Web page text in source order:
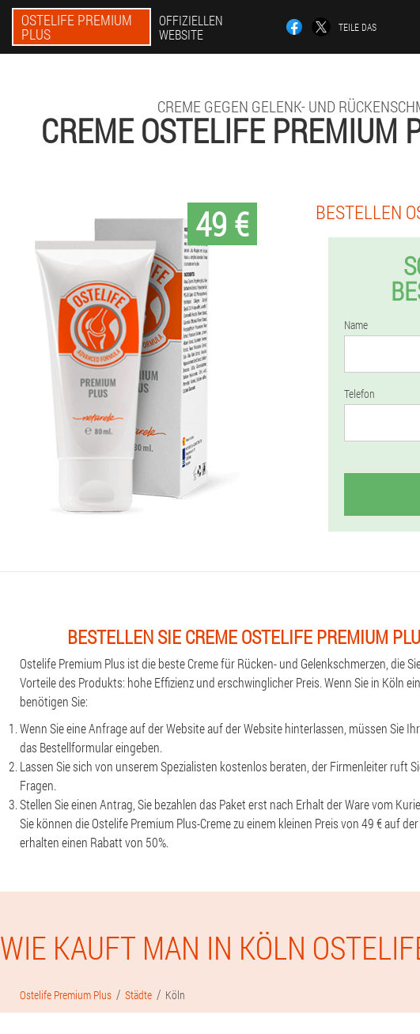
OSTELIFE PREMIUM
PLUS
OFFIZIELLEN
WEBSITE
TEILE DAS
CREME GEGEN GELENK- UND
CREME OSTELIFE PREMIUM
49 € BESTELLEN
Name
Telefon
BESTELLEN SIE CREME OSTELIFE PREMIUM
Ostelife Premium Plus ist die beste Creme für Rücken- und Gelenkschmerzen, die
Vorteile des Produkts: hohe Effizienz und erschwinglicher Preis. Wenn Sie in Köln
benötigen Sie:
Wenn Sie eine Anfrage auf der Website auf der Website hinterlassen, müssen Sie
das Bestellformular eingeben.
Lassen Sie sich von unserem Spezialisten kostenlos beraten, der Firmenleiter ruft
Fragen.
Stellen Sie einen Antrag, Sie bezahlen das Paket erst nach Erhalt der Ware vom
Sie können die Ostelife Premium Plus-Creme zu einem kleinen Preis von 49 € auf
erhalten einen Rabatt von 50%.
WIE KAUFT MAN IN KÖLN
Ostelife Premium Plus Städte Köln